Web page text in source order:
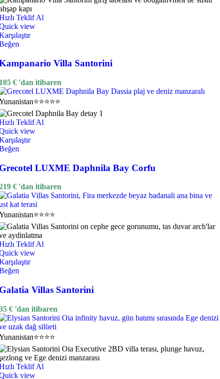
Teklif Al
view
Villa Santorini
€ 'dan itibaren
⭐⭐⭐⭐⭐
Teklif Al
view
LUXME Daphnila Bay Corfu
€ 'dan itibaren
⭐⭐⭐⭐
Teklif Al
view
Villas Santorini
€ 'dan itibaren
⭐⭐⭐⭐
Teklif Al
view